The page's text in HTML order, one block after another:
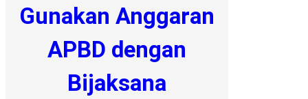
Gunakan Anggaran
APBD dengan
Bijaksana